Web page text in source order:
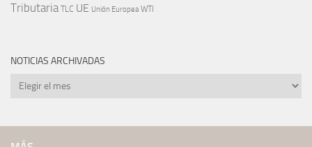
Tributaria TLC UE Unión Europea WTI
NOTICIAS ARCHIVADAS
Noticias